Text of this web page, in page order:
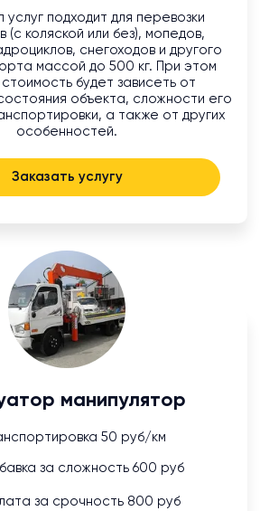
услуг подходит для перевозки
(с коляской или без), мопедов,
снегоходов и другого
массой до 500 кг. При этом
будет зависеть от
объекта, сложности его
а также от других
особенностей.
Заказать услугу
манипулятор
50 руб/км
за сложность 600 руб
за срочность 800 руб